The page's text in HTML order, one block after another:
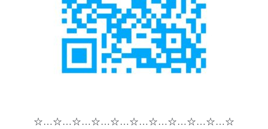
☆…☆…☆…☆…☆…☆…☆…☆…☆…☆…☆